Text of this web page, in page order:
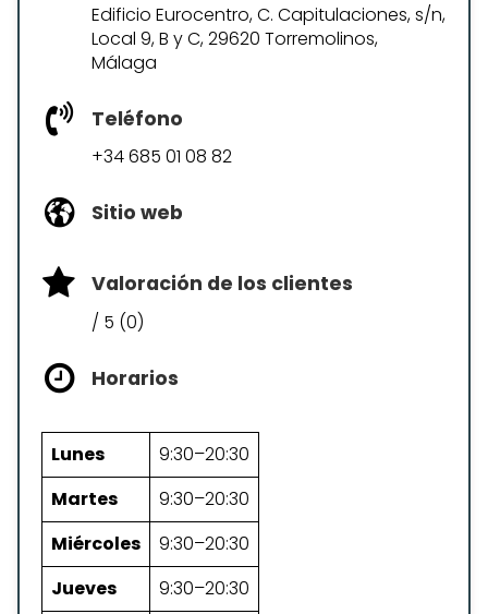
Edificio Eurocentro, C. Capitulaciones, s/n,
Local 9, B y C, 29620 Torremolinos,
Málaga
Teléfono
+34 685 01 08 82
Sitio web
Valoración de los clientes
/ 5 (0)
Horarios
Lunes
9:30–20:30
Martes
9:30–20:30
Miércoles
9:30–20:30
Jueves
9:30–20:30